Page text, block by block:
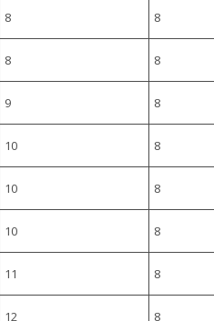
8 8
8 8
9 8
10 8
10 8
10 8
11 8
12 8